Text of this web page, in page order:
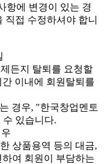
항에 변경이 있는 경
직접 수정하셔야 합니
든지 탈퇴를 요청할
이내에 회원탈퇴를
경우, "한국창업멘토
있습니다.
상품용역 등의 대금,
여 회원이 부담하는